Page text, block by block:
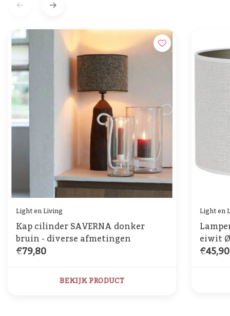
Light en Living
Kap cilinder SAVERNA donker
bruin - diverse afmetingen
€79,80
BEKIJK PRODUCT
Light en
eiwit
€45,90